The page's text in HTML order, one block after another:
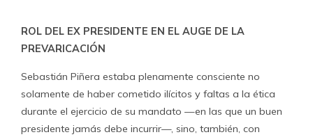
ROL DEL EX PRESIDENTE EN EL AUGE DE LA
PREVARICACIÓN
Sebastián Piñera estaba plenamente consciente no
solamente de haber cometido ilícitos y faltas a la ética
durante el ejercicio de su mandato —en las que un buen
presidente jamás debe incurrir—, sino, también, con